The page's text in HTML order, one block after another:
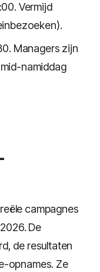
Vermijd
Managers zijn
namiddag
campagnes
De
de resultaten
opnames. Ze